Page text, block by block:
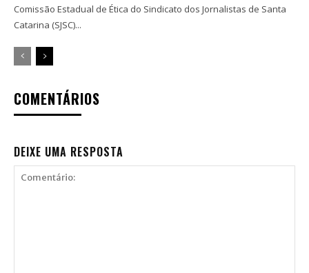
Comissão Estadual de Ética do Sindicato dos Jornalistas de Santa
Catarina (SJSC)...
COMENTÁRIOS
DEIXE UMA RESPOSTA